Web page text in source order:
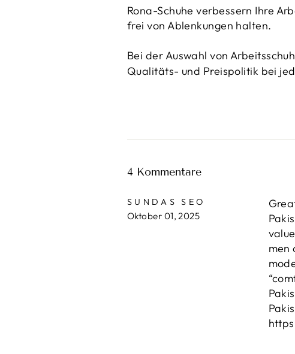
Rona-Schuhe verbessern Ihre
frei von Ablenkungen halten.
Bei der Auswahl von
Qualitäts- und Preispolitik bei
4 Kommentare
SUNDAS SEO
Oktober 01, 2025
men